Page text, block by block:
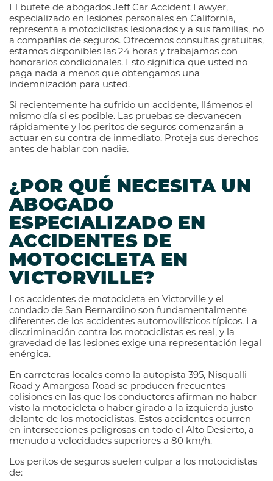
El bufete de abogados Jeff Car Accident Lawyer,
especializado en lesiones personales en California,
representa a motociclistas lesionados y a sus familias, no
a compañías de seguros. Ofrecemos consultas gratuitas,
estamos disponibles las 24 horas y trabajamos con
honorarios condicionales. Esto significa que usted no
paga nada a menos que obtengamos una
indemnización para usted.
Si recientemente ha sufrido un accidente, llámenos el
mismo día si es posible. Las pruebas se desvanecen
rápidamente y los peritos de seguros comenzarán a
actuar en su contra de inmediato. Proteja sus derechos
antes de hablar con nadie.
¿POR QUÉ NECESITA UN
ABOGADO
ESPECIALIZADO EN
ACCIDENTES DE
MOTOCICLETA EN
VICTORVILLE?
Los accidentes de motocicleta en Victorville y el
condado de San Bernardino son fundamentalmente
diferentes de los accidentes automovilísticos típicos. La
discriminación contra los motociclistas es real, y la
gravedad de las lesiones exige una representación legal
enérgica.
En carreteras locales como la autopista 395, Nisqualli
Road y Amargosa Road se producen frecuentes
colisiones en las que los conductores afirman no haber
visto la motocicleta o haber girado a la izquierda justo
delante de los motociclistas. Estos accidentes ocurren
en intersecciones peligrosas en todo el Alto Desierto, a
menudo a velocidades superiores a 80 km/h.
Los peritos de seguros suelen culpar a los motociclistas
de: